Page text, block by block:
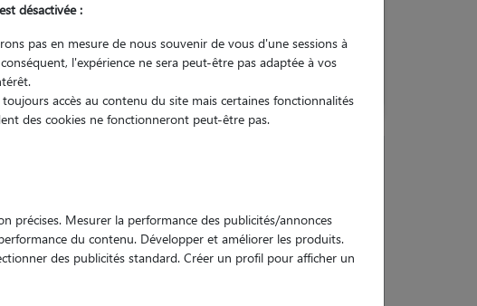
engagement
garanties
désactivée :
pas en mesure de nous souvenir de vous d'une sessions à
l'expérience ne sera peut-être pas adaptée à vos
toujours accès au contenu du site mais certaines fonctionnalités
des cookies ne fonctionneront peut-être pas.
précises. Mesurer la performance des publicités/annonces
du contenu. Développer et améliorer les produits.
des publicités standard. Créer un profil pour afficher un